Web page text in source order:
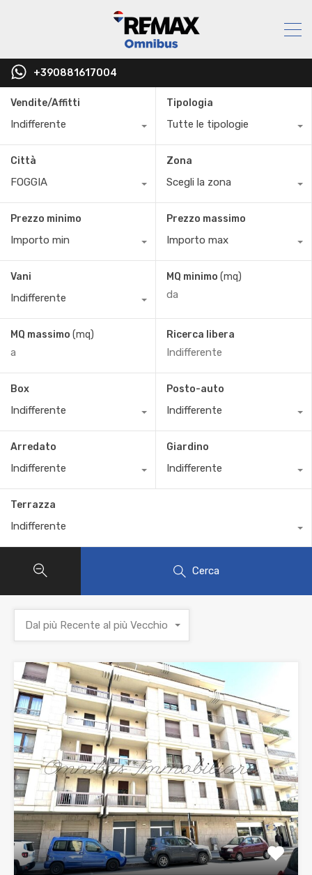
+390881617004
Vendite/Affitti
Indifferente
Tipologia
Tutte le tipologie
Città
FOGGIA
Zona
Scegli la zona
Prezzo minimo
Importo min
Prezzo massimo
Importo max
Vani
Indifferente
MQ minimo (mq)
MQ massimo (mq) Ricerca libera
Box
Indifferente
Posto-auto
Indifferente
Arredato
Indifferente
Giardino
Indifferente
Terrazza
Indifferente
Cerca
Dal più Recente al più Vecchio